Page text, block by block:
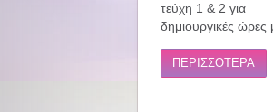
τεύχη 1 & 2 για
δημιουργικές ώρες
ΠΕΡΙΣΣΟΤΕΡΑ